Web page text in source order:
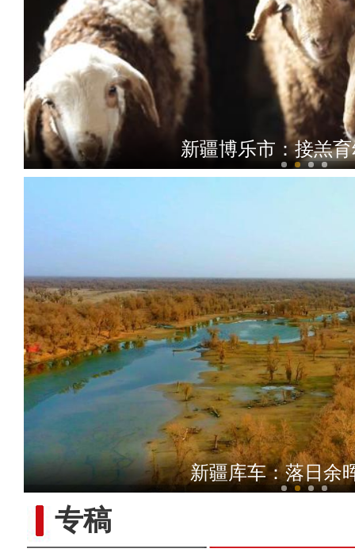
新疆博乐市：接羔
实拍初春新疆那拉
新疆库车：落日余
专稿